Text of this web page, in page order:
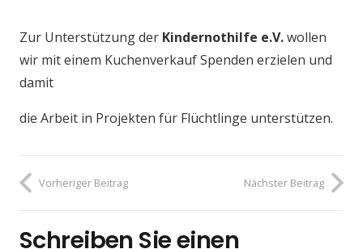
Zur Unterstützung der Kindernothilfe e.V.wollen
wir mit einem Kuchenverkauf Spenden erzielen und
damit
die Arbeit in Projekten für Flüchtlinge unterstützen.
Vorheriger Beitrag Nächster Beitrag
Schreiben Sie einen